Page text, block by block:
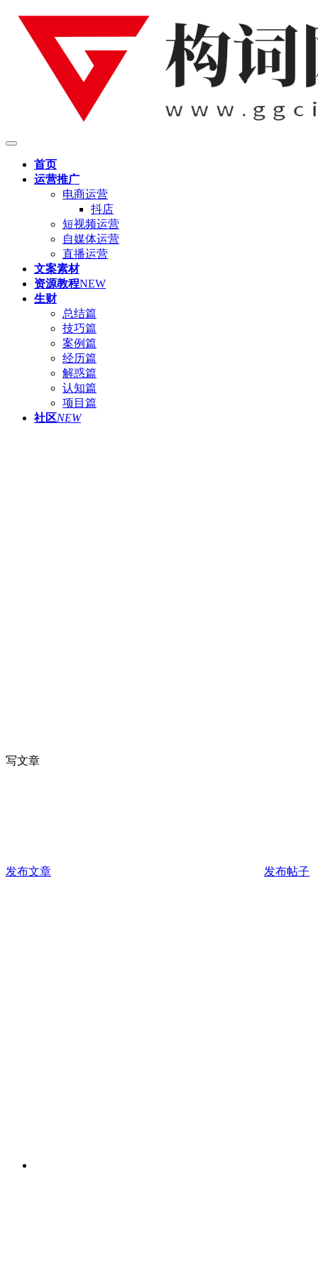
首页
运营推广
电商运营
抖店
短视频运营
自媒体运营
直播运营
文案素材
资源教程NEW
生财
总结篇
技巧篇
案例篇
经历篇
解惑篇
认知篇
项目篇
社区NEW
写文章
发布文章 发布帖子